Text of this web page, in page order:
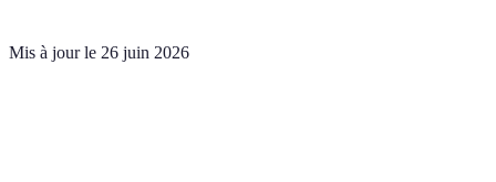
Mis à jour le 26 juin 2026